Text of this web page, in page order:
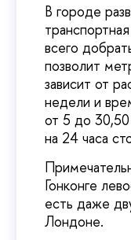
В городе
всего
позволит
зависит от
недели и
от 5 до
на 24 часа
Гонконге
есть даже
Лондоне.